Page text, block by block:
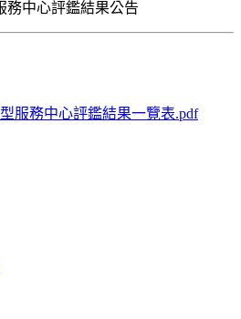
務中心評鑑結果公告
服務中心評鑑結果一覽表.pdf